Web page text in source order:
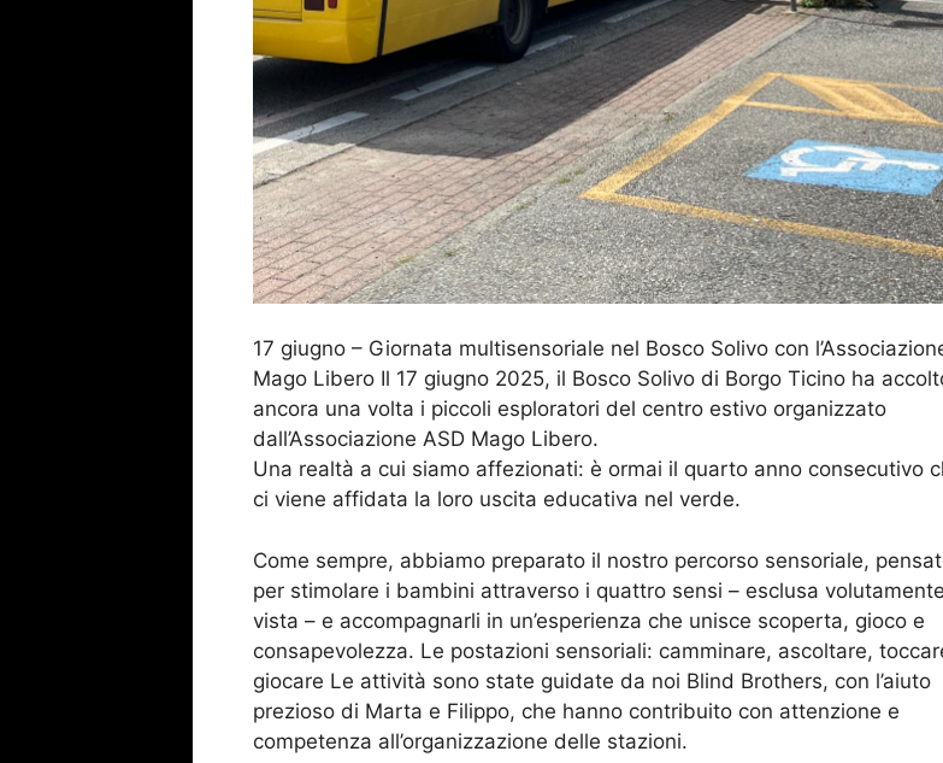
17 giugno – Giornata multisensoriale nel Bosco Solivo con
Mago Libero Il 17 giugno 2025, il Bosco Solivo di Borgo Ticino ha
ancora una volta i piccoli esploratori del centro estivo organizzato
dall’Associazione ASD Mago Libero.
Una realtà a cui siamo affezionati: è ormai il quarto anno consecutivo
ci viene affidata la loro uscita educativa nel verde.
Come sempre, abbiamo preparato il nostro percorso sensoriale,
per stimolare i bambini attraverso i quattro sensi – esclusa
vista – e accompagnarli in un’esperienza che unisce scoperta, gioco e
consapevolezza. Le postazioni sensoriali: camminare, ascoltare,
giocare Le attività sono state guidate da noi Blind Brothers, con l’aiuto
prezioso di Marta e Filippo, che hanno contribuito con attenzione e
competenza all’organizzazione delle stazioni.